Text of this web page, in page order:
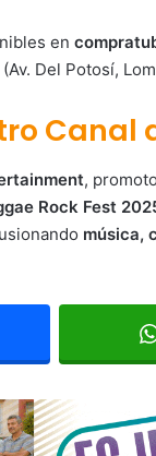
en
(Av. Del Potosí,
Canal
,
Rock Fest
música,